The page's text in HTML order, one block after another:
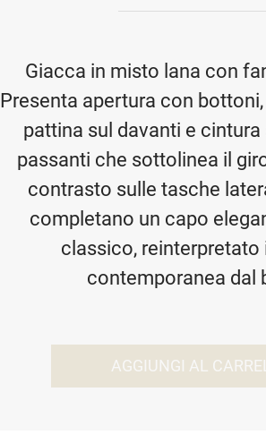
Giacca in misto lana con
Presenta apertura con
pattina sul davanti e
passanti che sottolinea il
contrasto sulle tasche
completano un capo
classico, reinterpretato
contemporanea dal
AGGIUNGI AL